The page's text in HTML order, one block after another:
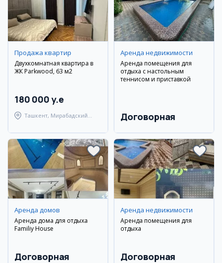
Продажа квартир
Двухкомнатная квартира в
ЖК Parkwood, 63 м2
180 000 y.e
Ташкент, Мирабадский
Аренда недвижимости
Аренда помещения для
отдыха с настольным
теннисом и приставкой
Договорная
Аренда домов
Аренда дома для отдыха
Familiy House
Договорная
Аренда недвижимости
Аренда помещения для
отдыха
Договорная